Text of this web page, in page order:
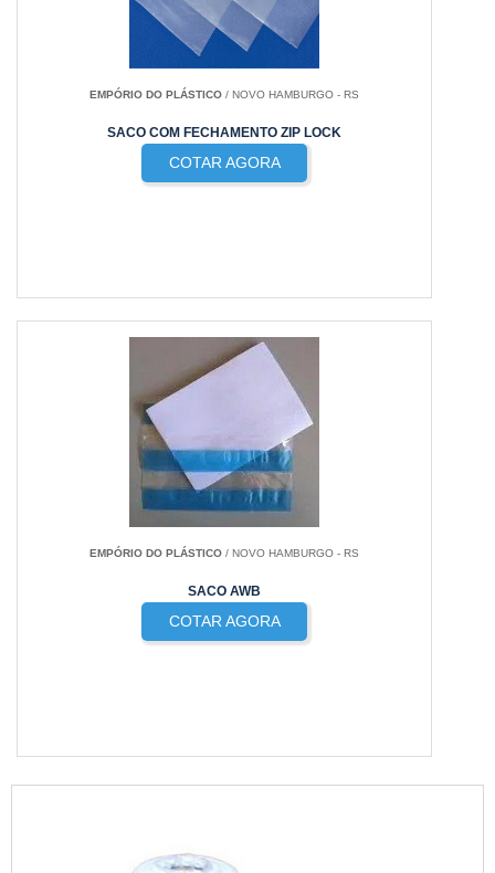
EMPÓRIO DO PLÁSTICO / NOVO HAMBURGO - RS
SACO COM FECHAMENTO ZIP LOCK
COTAR AGORA
EMPÓRIO DO PLÁSTICO / NOVO HAMBURGO - RS
SACO AWB
COTAR AGORA